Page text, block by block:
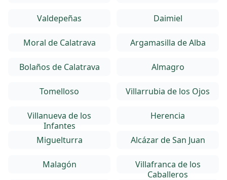
Valdepeñas Daimiel
Moral de Calatrava Argamasilla de Alba
Bolaños de Calatrava Almagro
Tomelloso Villarrubia de los Ojos
Villanueva de los
Infantes
Herencia
Miguelturra Alcázar de San Juan
Malagón
Villafranca de los
Caballeros